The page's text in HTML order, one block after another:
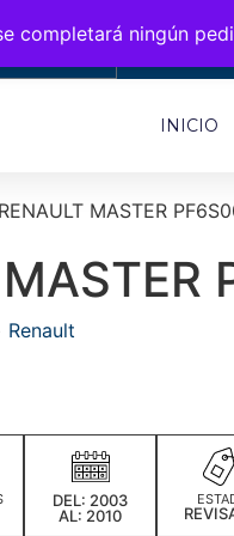
completará ningún
€
INICIO
MASTER
Renault
DEL: 2003
AL: 2010